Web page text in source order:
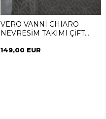
VERO VANNI CHIARO
NEVRESİM TAKIMI ÇİFT
149,00 EUR